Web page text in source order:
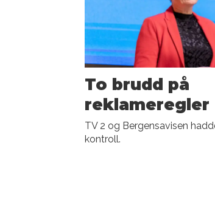
To brudd på
reklameregler
TV 2 og Bergensavisen
kontroll.